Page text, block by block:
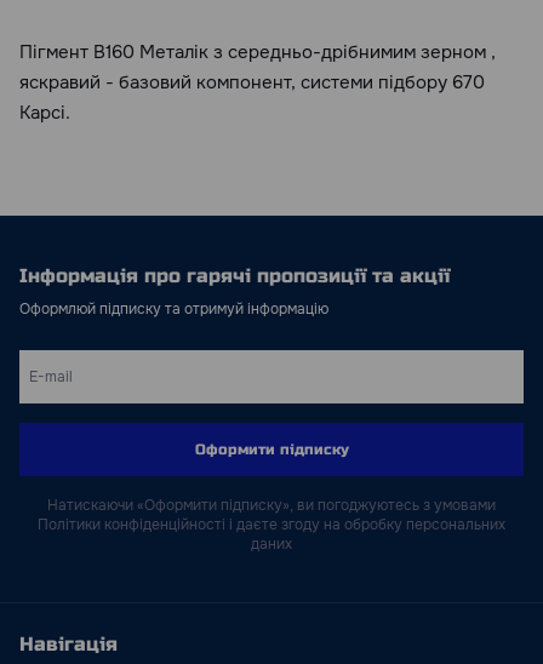
Пігмент B160 Металік з середньо-дрібнимим зерном ,
яскравий - базовий компонент, системи підбору 670
Kapci.
Інформація про гарячі пропозиції та акції
Оформлюй підписку та отримуй інформацію
Оформити підписку
Натискаючи «Оформити підписку», ви погоджуютесь з умовами
Політики конфіденційності і даєте згоду на обробку персональних
даних
Навігація